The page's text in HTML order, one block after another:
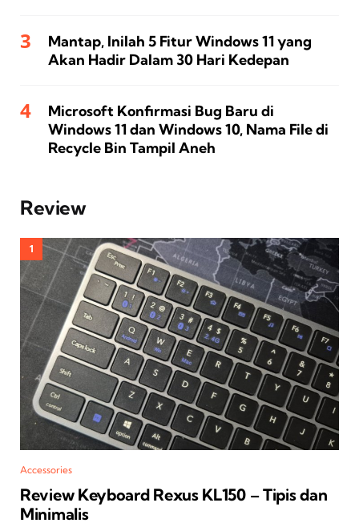
Mantap, Inilah 5 Fitur Windows 11 yang
Akan Hadir Dalam 30 Hari Kedepan
Microsoft Konfirmasi Bug Baru di
Windows 11 dan Windows 10, Nama File di
Recycle Bin Tampil Aneh
Review
Accessories
Review Keyboard Rexus KL150 – Tipis dan
Minimalis